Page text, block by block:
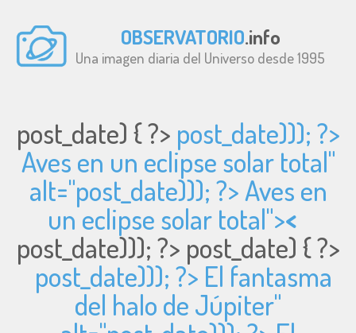
OBSERVATORIO.info
Una imagen diaria del Universo desde 1995
post_date) { ?> post_date))); ?>
Aves en un eclipse solar total"
alt="post_date))); ?> Aves en
un eclipse solar total"><
post_date))); ?> post_date) { ?>
post_date))); ?> El fantasma
del halo de Júpiter"